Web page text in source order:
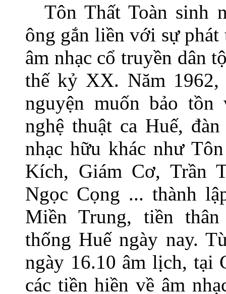
Tôn Thất Toàn sinh
ông gắn liền với sự
âm nhạc cổ truyền dân
thế kỷ XX. Năm 1962,
nguyện muốn bảo
nghệ thuật ca Huế,
nhạc hữu khác như
Kích, Giám Cơ, Trần
Ngọc Cọng ... thành
Miền Trung, tiền
thống Huế ngày nay.
ngày 16.10 âm lịch, tại
các tiền hiền về âm